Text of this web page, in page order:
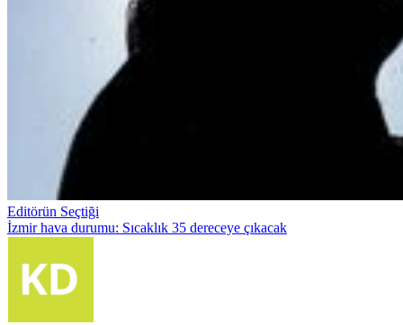
Editörün Seçtiği
İzmir hava durumu: Sıcaklık 35 dereceye çıkacak